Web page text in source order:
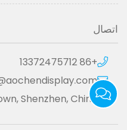
اتصال
+86 13372475712
Shenzhen, China.